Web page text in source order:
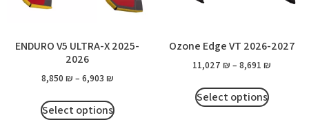
Ozone Edge VT 2026-2027
8,691 ₪
–
11,027 ₪
Select options
ENDURO V5 ULTRA-X 2025-
2026
6,903 ₪
–
8,850 ₪
Select options